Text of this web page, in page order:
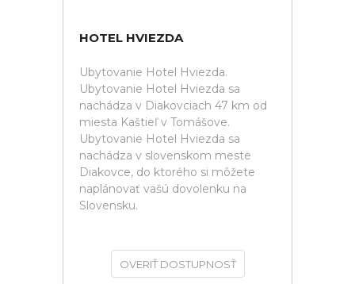
HOTEL HVIEZDA
Ubytovanie Hotel Hviezda.
Ubytovanie Hotel Hviezda sa
nachádza v Diakovciach 47 km od
miesta Kaštieľ v Tomášove.
Ubytovanie Hotel Hviezda sa
nachádza v slovenskom meste
Diakovce, do ktorého si môžete
naplánovať vašú dovolenku na
Slovensku.
OVERIŤ DOSTUPNOSŤ